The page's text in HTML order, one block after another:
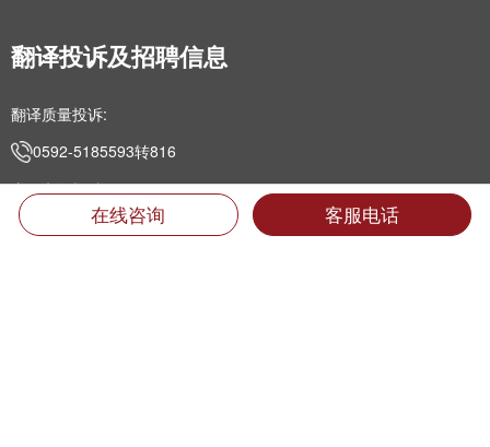
翻译投诉及招聘信息
翻译质量投诉:
0592-5185593转816
专职翻译招聘:
jobs@mts.cn
在线咨询 客服电话